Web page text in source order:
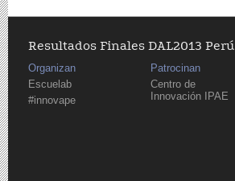
Resultados Finales DAL2013 Perú
Organizan
Escuelab
#innovape
Patrocinan
Centro de
Innovación IPAE